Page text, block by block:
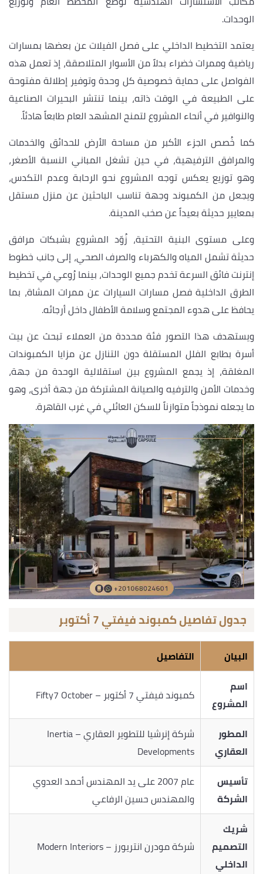
الوحدات.
يعتمد التخطيط الداخلي على فصل الفيلات عن بعضها بمسارات
رياضية وممرات خضراء بدلاً من الأسوار المتلاصقة، إذ تعمل هذه
الفواصل على حماية خصوصية كل وحدة وتوفير إطلالة مفتوحة
على الطبيعة في الوقت ذاته، بينما تنتشر البحيرات الصناعية
والنوافير في أنحاء المشروع لتمنح المشهد العام طابعاً هادئاً.
كما خُصص الجزء الأكبر من مساحة الأرض للحدائق والخدمات
والمرافق الترفيهية، في حين تشغل المباني النسبة الأصغر،
وهو توزيع يعكس توجه المشروع نحو الرحابة وعدم التكدس،
ويجعل من الكمبوند وجهة تناسب الباحثين عن منزل مستقل
بمعايير حديثة بعيداً عن صخب المدينة.
وعلى مستوى البنية التحتية، زُوّد المشروع بشبكات مرافق
حديثة تشمل المياه والكهرباء والصرف الصحي، إلى جانب خطوط
إنترنت فائق السرعة تخدم جميع الوحدات، بينما رُوعي في تخطيط
الطرق الداخلية فصل مسارات السيارات عن ممرات المشاة، بما
يحافظ على هدوء المجتمع وسلامة الأطفال داخل أرجائه.
ويستهدف هذا التصور فئة محددة من العملاء تبحث عن بيت
أسرة بطابع الفلل المستقلة دون التنازل عن مزايا الكمبوندات
المغلقة، إذ يجمع المشروع بين استقلالية الوحدة من جهة،
وخدمات الأمن والترفيه والصيانة المشتركة من جهة أخرى، وهو
ما يجعله نموذجاً متوازناً للسكن العائلي في غرب القاهرة.
جدول تفاصيل كمبوند فيفتي 7 أكتوبر
البيان
التفاصيل
اسم
المشروع
كمبوند فيفتي 7 أكتوبر – Fifty7 October
المطور
العقاري
شركة إنرشيا للتطوير العقاري – Inertia
Developments
تأسيس
الشركة
عام 2007 على يد المهندس أحمد العدوي
والمهندس حسين الرفاعي
شريك
التصميم
الداخلي
شركة مودرن انتريورز – Modern Interiors